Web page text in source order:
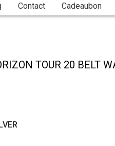
Contact Cadeaubon
TOUR 20 BELT